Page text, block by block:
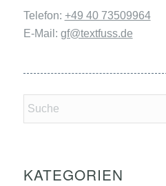
Telefon: +49 40 73509964
E-Mail: gf@textfuss.de
KATEGORIEN